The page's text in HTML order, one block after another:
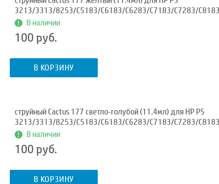
3213/3313/8253/C5183/C6183/C6283/C7183/C7283/
В наличии
100 руб.
В КОРЗИНУ
струйный Cactus 177 светло-голубой (11.4мл) для HP PS
3213/3313/8253/C5183/C6183/C6283/C7183/C7283/
В наличии
100 руб.
В КОРЗИНУ